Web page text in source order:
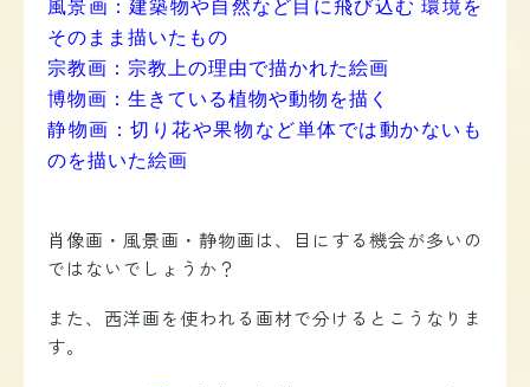
風景画：建築物や自然など目に飛び込む 環境を
そのまま描いたもの
宗教画：宗教上の理由で描かれた絵画
博物画：生きている植物や動物を描く
静物画：切り花や果物など単体では動かないも
のを描いた絵画
肖像画・風景画・静物画は、目にする機会が多いの
ではないでしょうか？
また、西洋画を使われる画材で分けるとこうなりま
す。